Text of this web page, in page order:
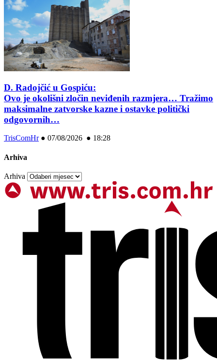
D. Radojčić u Gospiću:
Ovo je okolišni zločin neviđenih razmjera… Tražimo
maksimalne zatvorske kazne i ostavke politički
odgovornih…
TrisComHr● 07/08/2026 ● 18:28
Arhiva
Arhiva